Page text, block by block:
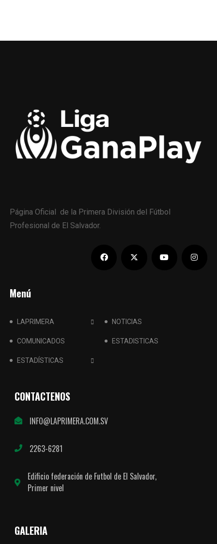
Página Oficial de la Primera División del Fútbol
Profesional de El Salvador.
Menú
LAPRIMERA NOTICIAS
COMUNICADOS ESTADISTICAS
ESTADÍSTICAS
CONTACTENOS
INFO@LAPRIMERA.COM.SV
2263-6281
Edificio federación de Futbol de El Salvador,
Primer nivel
GALERIA